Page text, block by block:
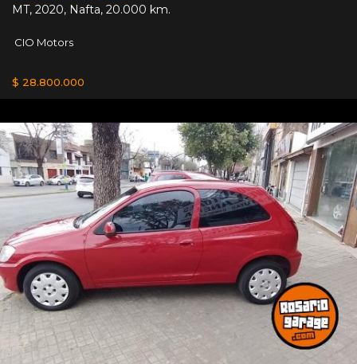
MT, 2020, Nafta, 20.000 km.
CIO Motors
$ 28.800.000